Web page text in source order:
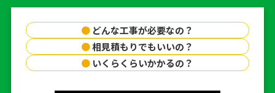
● どんな工事が必要なの？
●相見積もりでもいいの？
● いくらくらいかかるの？